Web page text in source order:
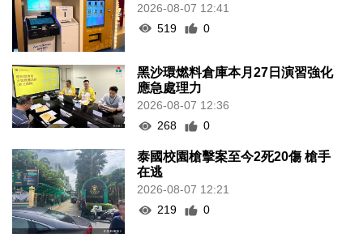
2026-08-07 12:41
519
0
黑沙環燃料倉庫本月27日演習強化
應急處理力
2026-08-07 12:36
268
0
泰國校園槍擊案至今2死20傷 槍手
在逃
2026-08-07 12:21
219
0